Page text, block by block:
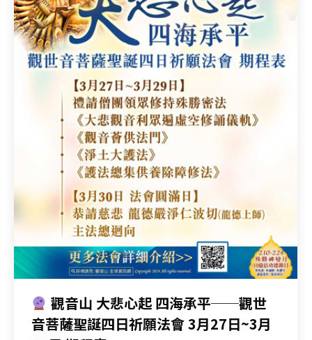
觀音山 大悲心起 四海承平──觀世
音菩薩聖誕四日祈願法會 3月27日~3月